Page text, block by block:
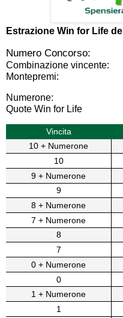
Estrazione Win for Life del
Numero Concorso:
Combinazione vincente:
Montepremi:
Numerone:
Quote Win for Life
Vincita
10 + Numerone
10
9 + Numerone
9
8 + Numerone
7 + Numerone
8
7
0 + Numerone
0
1 + Numerone
1